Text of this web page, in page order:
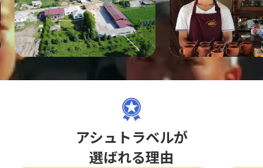
アシュトラベルが
選ばれる理由